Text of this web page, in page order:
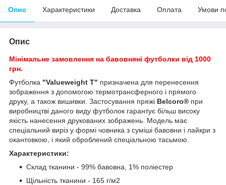
Опис Характеристики Доставка Оплата Умови
Опис
Мінімальне замовлення на бавовняні футболки від 1000
грн.
Футболка "Valueweight T" призначена для перенесення
зображення з допомогою термотрансферного і прямого
друку, а також вишивки. Застосування пряжі Belcoro® при
виробництві даного виду футболок гарантує більш високу
якість нанесення друкованих зображень. Модель має
спеціальний виріз у формі човника з суміші бавовни і лайкри з
окантовкою, і який оброблений спеціальною тасьмою.
Характеристики:
Склад тканини - 99% бавовна, 1% поліестер
Щільність тканини - 165 г/м2